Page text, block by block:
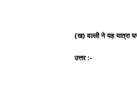
(ख) वल्ली ने यह यात्रा
उत्तर :-